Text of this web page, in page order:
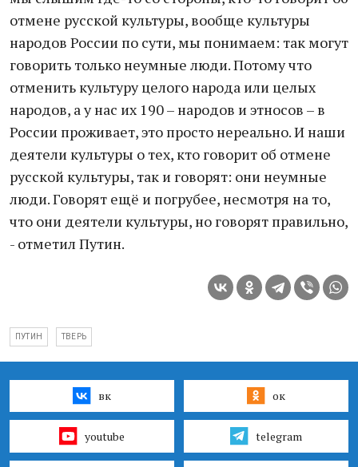
отмене русской культуры, вообще культуры
народов России по сути, мы понимаем: так могут
говорить только неумные люди. Потому что
отменить культуру целого народа или целых
народов, а у нас их 190 – народов и этносов – в
России проживает, это просто нереально. И наши
деятели культуры о тех, кто говорит об отмене
русской культуры, так и говорят: они неумные
люди. Говорят ещё и погрубее, несмотря на то,
что они деятели культуры, но говорят правильно,
- отметил Путин.
ПУТИН ТВЕРЬ
вк ок
youtube telegram